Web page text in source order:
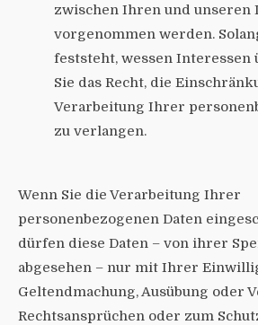
zwischen Ihren und unseren
vorgenommen werden.
feststeht, wessen Interessen
Sie das Recht, die
Verarbeitung Ihrer
zu verlangen.
Wenn Sie die Verarbeitung Ihrer
personenbezogenen Daten
dürfen diese Daten – von ihrer
abgesehen – nur mit Ihrer
Geltendmachung, Ausübung oder
Rechtsansprüchen oder zum